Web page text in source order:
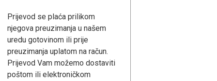
Prijevod se plaća prilikom
njegova preuzimanja u našem
uredu gotovinom ili prije
preuzimanja uplatom na račun.
Prijevod Vam možemo dostaviti
poštom ili elektroničkom